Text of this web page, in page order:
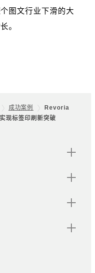
图文行业下滑的大
。
成功案例
Revoria
现标签印刷新突破